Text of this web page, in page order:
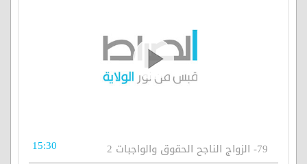
79- الزواج الناجح الحقوق والواجبات 2 15:30